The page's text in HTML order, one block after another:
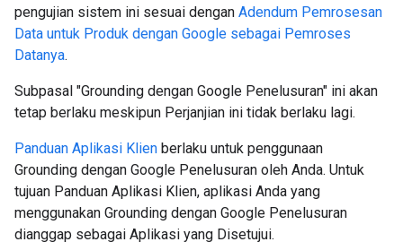
pengujian sistem ini sesuai dengan Adendum Pemrosesan
Data untuk Produk dengan Google sebagai Pemroses
Datanya.
Subpasal "Grounding dengan Google Penelusuran" ini akan
tetap berlaku meskipun Perjanjian ini tidak berlaku lagi.
Panduan Aplikasi Klien berlaku untuk penggunaan
Grounding dengan Google Penelusuran oleh Anda. Untuk
tujuan Panduan Aplikasi Klien, aplikasi Anda yang
menggunakan Grounding dengan Google Penelusuran
dianggap sebagai Aplikasi yang Disetujui.